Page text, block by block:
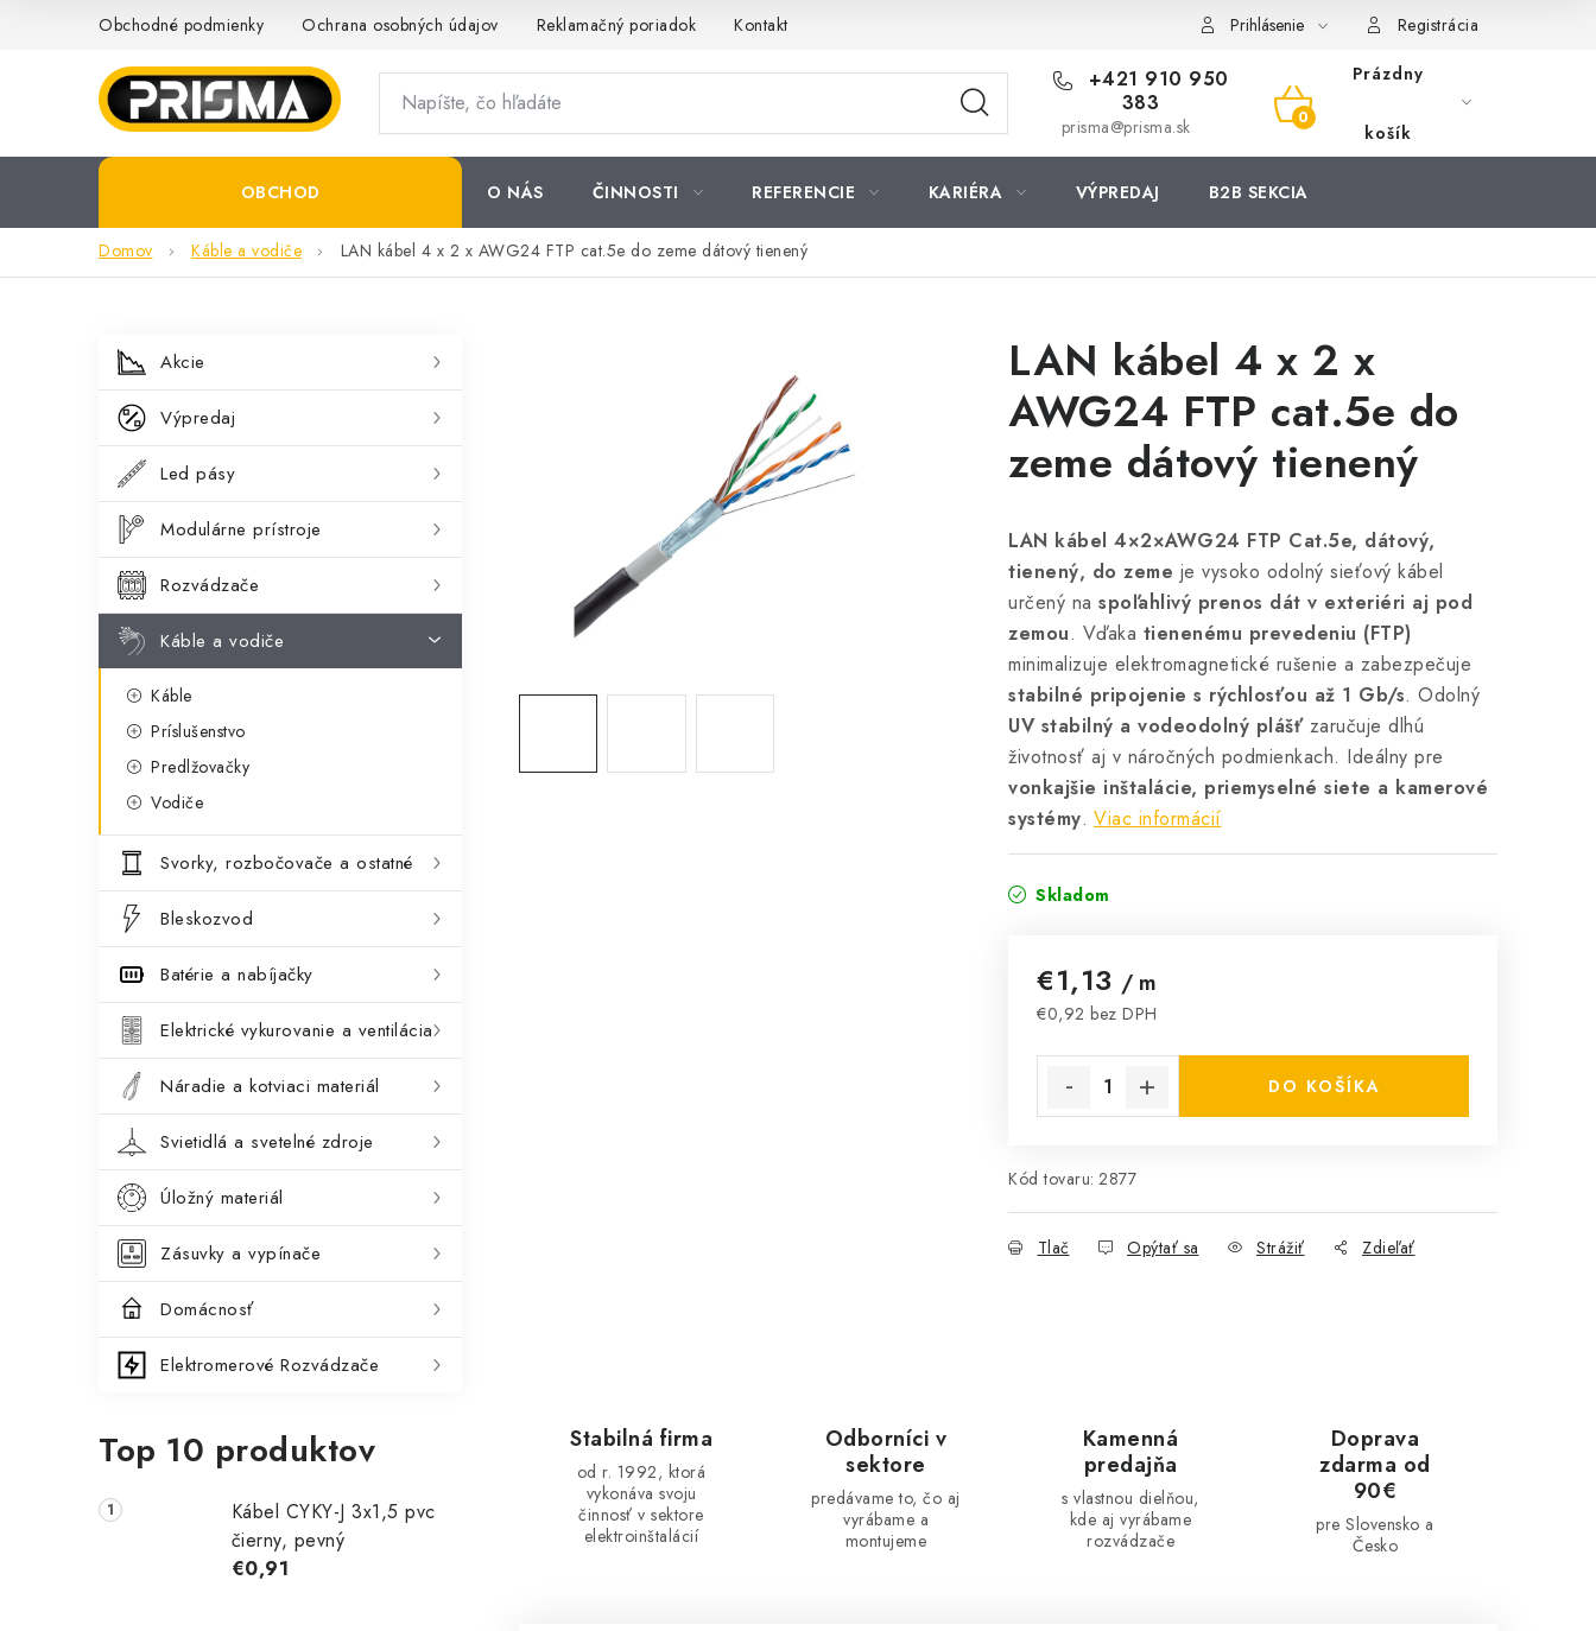
Obchodné podmienky Ochrana osobných údajov Reklamačný poriadok Kontakt Prihlásenie Registrácia
+421 910 950
383
prisma@prisma.sk
NÁKUPNÝ
KOŠÍK
Prázdny
košík
OBCHOD O NÁS ČINNOSTI REFERENCIE KARIÉRA VÝPREDAJ B2B SEKCIA
Domov Káble a vodiče LAN kábel 4 x 2 x AWG24 FTP cat.5e do zeme dátový tienený
B
o
č
n
p
a
n
Preskočiť
kategórie
K
a
g
ó
i
e
Akcie
Výpredaj
Led pásy
Modulárne prístroje
Rozvádzače
Káble a vodiče
Káble
Príslušenstvo
Predlžovačky
Vodiče
Svorky, rozbočovače a ostatné
Bleskozvod
Batérie a nabíjačky
Elektrické vykurovanie a ventilácia
Náradie a kotviaci materiál
Svietidlá a svetelné zdroje
Úložný materiál
Zásuvky a vypínače
Domácnosť
Elektromerové Rozvádzače
Top 10 produktov
Kábel CYKY-J 3x1,5 pvc
čierny, pevný
€0,91
LAN kábel 4 x 2 x
AWG24 FTP cat.5e do
zeme dátový tienený
LAN kábel 4×2×AWG24 FTP Cat.5e, dátový,
tienený, do zeme je vysoko odolný sieťový kábel
určený na spoľahlivý prenos dát v exteriéri aj pod
zemou. Vďaka tienenému prevedeniu (FTP)
minimalizuje elektromagnetické rušenie a zabezpečuje
stabilné pripojenie s rýchlosťou až 1 Gb/s. Odolný
UV stabilný a vodeodolný plášťzaručuje dlhú
životnosť aj v náročných podmienkach. Ideálny pre
vonkajšie inštalácie, priemyselné siete a kamerové
systémy. Viac informácií
Skladom
€1,13 / m
€0,92 bez DPH
DO KOŠÍKA
Kód tovaru: 2877
Tlač Opýtať sa Strážiť Zdieľať
Stabilná firma
od r. 1992, ktorá
vykonáva svoju
činnosť v sektore
elektroinštalácií
Odborníci v
sektore
predávame to, čo aj
vyrábame a
montujeme
Kamenná
predajňa
s vlastnou dielňou,
kde aj vyrábame
rozvádzače
Doprava
zdarma od
90€
pre Slovensko a
Česko